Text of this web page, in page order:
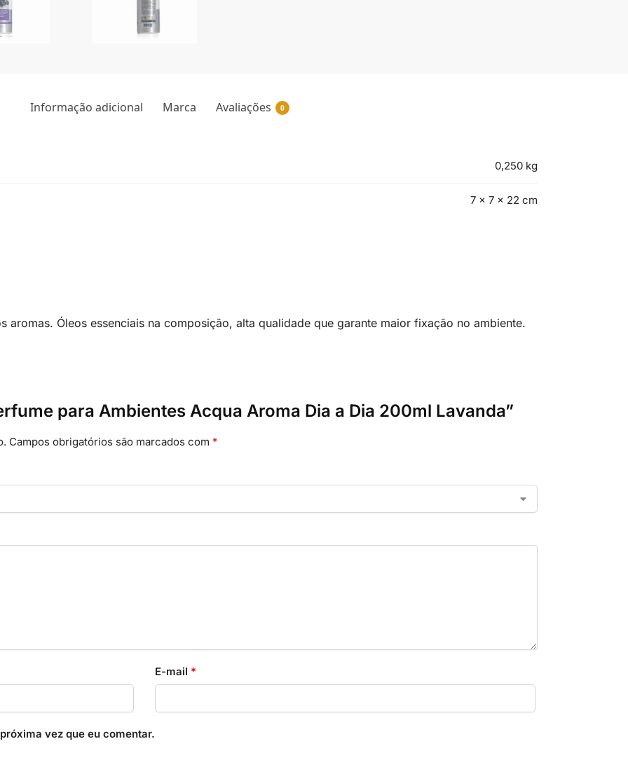
Informação adicional Marca Avaliações 0
0,250 kg
7 × 7 × 22 cm
aromas. Óleos essenciais na composição, alta qualidade que garante maior fixação no ambiente.
para Ambientes Acqua Aroma Dia a Dia 200ml Lavanda”
Campos obrigatórios são marcados com *
E-mail *
vez que eu comentar.